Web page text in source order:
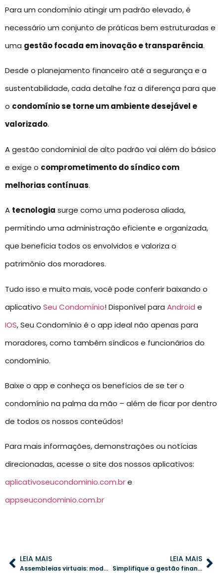
Para um condomínio atingir um padrão elevado, é
necessário um conjunto de práticas bem estruturadas e
uma gestão focada em inovação e transparência.
Desde o planejamento financeiro até a segurança e a
sustentabilidade, cada detalhe faz a diferença para que
o condomínio se torne um ambiente desejável e
valorizado.
A gestão condominial de alto padrão vai além do básico
e exige o comprometimento do síndico com
melhorias contínuas.
A tecnologia surge como uma poderosa aliada,
permitindo uma administração eficiente e organizada,
que beneficia todos os envolvidos e valoriza o
patrimônio dos moradores.
Tudo isso e muito mais, você pode conferir baixando o
aplicativo Seu Condomínio! Disponível para Android e
IOS, Seu Condomínio é o app ideal não apenas para
moradores, como também síndicos e funcionários do
condomínio.
Baixe o app e conheça os benefícios de se ter o
condomínio na palma da mão – além de ficar por dentro
de todos os nossos conteúdos!
Para mais informações, demonstrações ou notícias
direcionadas, acesse o site dos nossos aplicativos:
aplicativoseucondominio.com.bre
appseucondominio.com.br
LEIA MAIS
Assembleias virtuais: modernize a gestão condominial com votações online
LEIA MAIS
Simplifique a gestão financeira do condomínio com tecnologia